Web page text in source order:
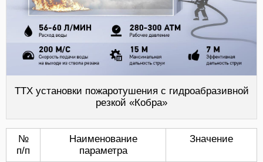
ТТХ установки пожаротушения с гидроабразивной
резкой «Кобра»
№
п/п
Наименование
параметра
Значение